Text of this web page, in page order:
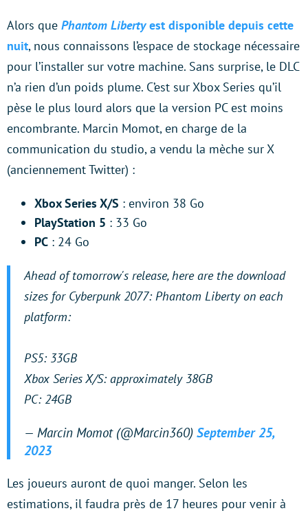
Alors que Phantom Libertyest disponible depuis cette
nuit, nous connaissons l’espace de stockage nécessaire
pour l’installer sur votre machine. Sans surprise, le DLC
n’a rien d’un poids plume. C’est sur Xbox Series qu’il
pèse le plus lourd alors que la version PC est moins
encombrante. Marcin Momot, en charge de la
communication du studio, a vendu la mèche sur X
(anciennement Twitter) :
Xbox Series X/S : environ 38 Go
PlayStation 5 : 33 Go
PC : 24 Go
Ahead of tomorrow's release, here are the download
sizes for Cyberpunk 2077: Phantom Liberty on each
platform:
PS5: 33GB
Xbox Series X/S: approximately 38GB
PC: 24GB
— Marcin Momot (@Marcin360) September 25,
2023
Les joueurs auront de quoi manger. Selon les
estimations, il faudra près de 17 heures pour venir à